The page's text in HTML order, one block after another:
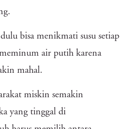
bisa menikmati susu setiap
air putih karena
mahal.
miskin semakin
yang tinggal di